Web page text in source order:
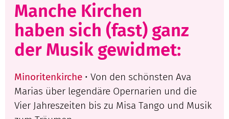
Manche Kirchen
haben sich (fast) ganz
der Musik gewidmet:
Minoritenkirche • Von den schönsten Ava
Marias über legendäre Opernarien und die
Vier Jahreszeiten bis zu Misa Tango und Musik